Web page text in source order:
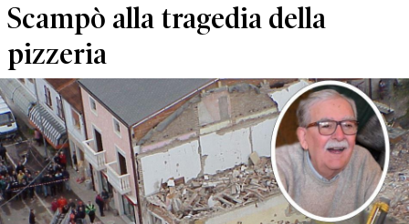
Scampò alla tragedia della
pizzeria